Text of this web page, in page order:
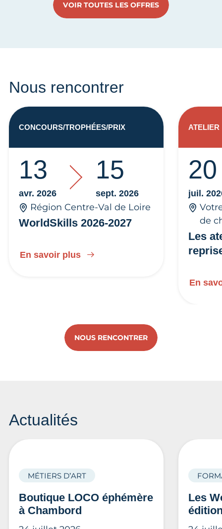
VOIR TOUTES LES OFFRES
Nous rencontrer
WorldSkills 2026-2027
13
avr. 2026
15
sept. 2026
Région Centre-Val de Loire
En savoir plus
CONCOURS/TROPHÉES/PRIX
Les
20
juil.
de
En
ATELIER
NOUS RENCONTRER
Actualités
Boutique LOCO éphémère
à Chambord
MÉTIERS D’ART
Les